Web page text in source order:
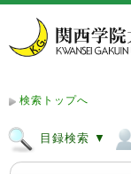
検索トップへ
目録検索 ▼